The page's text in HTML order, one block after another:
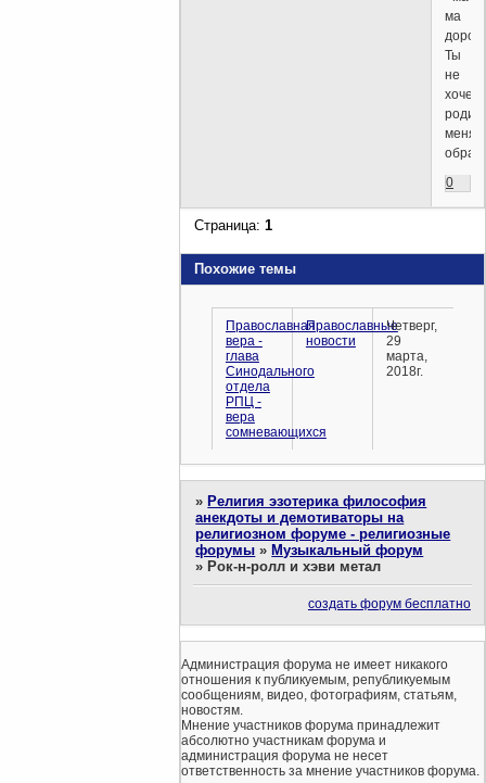
ма
Ты
не
меня
0
Страница:1
Похожие темы
Православная
вера -
глава
Синодального
отдела
РПЦ -
вера
сомневающихся
Православные
новости
Четверг,
29
марта,
2018г.
» Религия эзотерика философия
анекдоты и демотиваторы на
религиозном форуме - религиозные
форумы » Музыкальный форум
» Рок-н-ролл и хэви метал
создать форум бесплатно
Администрация форума не имеет никакого
отношения к публикуемым, републикуемым
сообщениям, видео, фотографиям, статьям,
новостям.
Мнение участников форума принадлежит
абсолютно участникам форума и
администрация форума не несет
ответственность за мнение участников форума.